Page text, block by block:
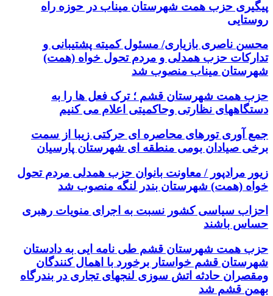
پیگیری حزب همت شهرستان میناب در حوزه راه
روستایی
محسن ناصری بازیاری/ مسئول کمیته پشتیبانی و
تدارکات حزب همدلی و مردم تحول خواه (همت)
شهرستان میناب منصوب شد
حزب همت شهرستان قشم ؛ ترک فعل ها را به
دستگاههای نظارتی وحاکمیتی اعلام می کنیم
جمع آوری تورهای محاصره ای حرکتی زیبا از سمت
برخی صیادان بومی منطقه ای شهرستان پارسیان
زیور مرادپور / معاونت بانوان حزب همدلی مردم تحول
خواه (همت) شهرستان بندر لنگه منصوب شد
احزاب سیاسی کشور نسبت به اجرای منویات رهبری
حساس باشند
حزب همت شهرستان قشم طی نامه ایی به دادستان
شهرستان قشم خواستار برخورد با اهمال کنندگان
ومقصران حادثه اتش سوزی لنجهای تجاری در بندرگاه
بهمن قشم شد